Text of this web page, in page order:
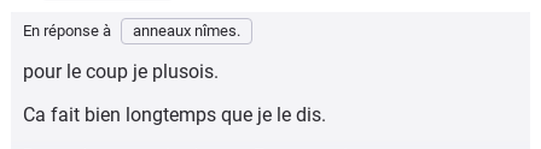
En réponse à anneaux nîmes.
pour le coup je plusois.
Ca fait bien longtemps que je le dis.